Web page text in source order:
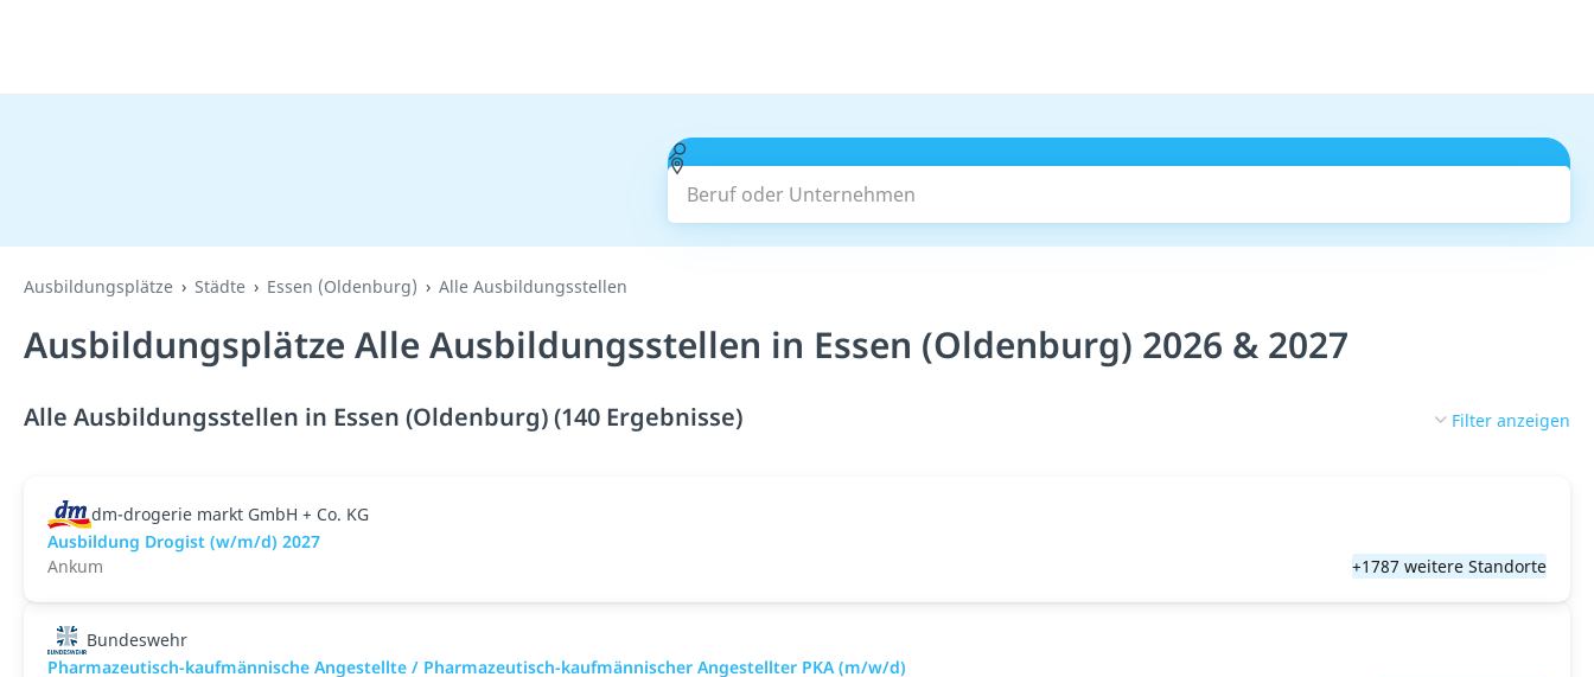
Beruf oder Unternehmen
Ausbildungsplätze Städte Essen (Oldenburg) Alle Ausbildungsstellen
Ausbildungsplätze Alle Ausbildungsstellen in Essen (Oldenburg) 2026 & 2027
Alle Ausbildungsstellen in Essen (Oldenburg) (140 Ergebnisse) Filter anzeigen
dm-drogerie markt GmbH + Co. KG
Ausbildung Drogist (w/m/d) 2027
Ankum
+1787 weitere Standorte
Bundeswehr
Pharmazeutisch-kaufmännische Angestellte / Pharmazeutisch-kaufmännischer Angestellter PKA (m/w/d)